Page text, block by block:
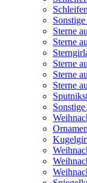
Sterne
Sterne
Sterne
Sterne
Sterne